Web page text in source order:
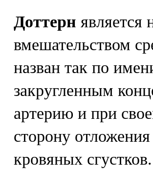
Доттерн
вмешательством
назван так по
закругленным
артерию и при
сторону
кровяных